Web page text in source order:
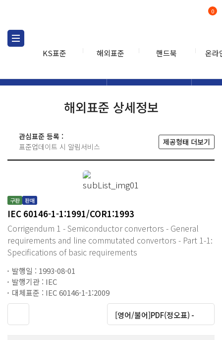
KS표준 해외표준 핸드북 온라
0
해외표준 상세정보
관심표준 등록 :
표준업데이트 시 알림서비스
제공형태 더보기
구판 판매
IEC 60146-1-1:1991/COR1:1993
Corrigendum 1 - Semiconductor convertors - General
requirements and line commutated convertors - Part 1-1:
Specifications of basic requirements
발행일 : 1993-08-01
발행기관 : IEC
대체표준 : IEC 60146-1-1:2009
[영어/불어]PDF(정오표) -